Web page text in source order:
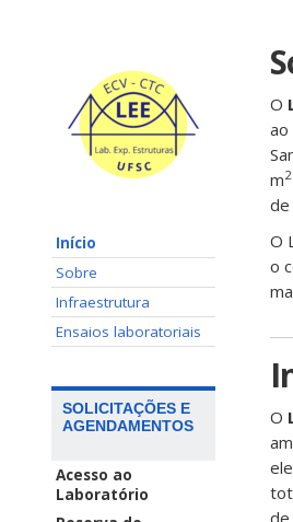
Início
Sobre
Infraestrutura
Ensaios laboratoriais
SOLICITAÇÕES E
AGENDAMENTOS
Acesso ao
Laboratório
O
ao
m2
de
O
o
O
de